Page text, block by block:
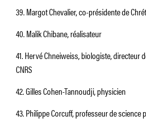
39. Margot Chevalier, co-présidente de
40. Malik Chibane, réalisateur
41. Hervé Chneiweiss, biologiste, directeur
CNRS
42. Gilles Cohen-Tannoudji, physicien
43. Philippe Corcuff, professeur de science